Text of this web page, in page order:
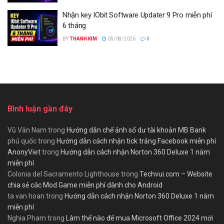
Nhận key IObit Software Updater 9 Pro miễn phí
6 tháng
BYTHANH KIM 05/08/2026 0
Bình luận gần đây
Vũ Văn Nam trong Hướng dẫn chế ảnh số dư tài khoản MB Bank
phú quốctrong Hướng dẫn cách nhận tick trắng Facebook miễn phí
AnonyViettrong Hướng dẫn cách nhận Norton 360 Deluxe 1 năm
miễn phí
Colonia del Sacramento Lighthouse trong Techvui.com – Website
chia sẻ các Mod Game miễn phí dành cho Android
ta van hoan trong Hướng dẫn cách nhận Norton 360 Deluxe 1 năm
miễn phí
Nghia Pham trong
Làm thế nào để mua Microsoft Office 2024 mới